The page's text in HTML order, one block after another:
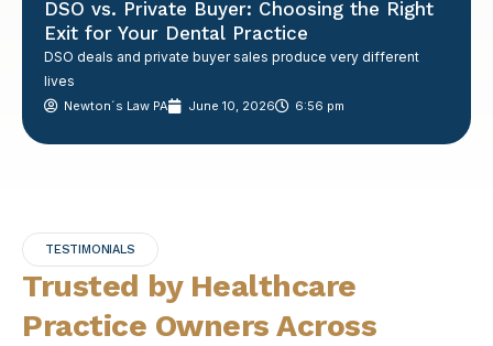
DSO vs. Private Buyer: Choosing the Right
Exit for Your Dental Practice
DSO deals and private buyer sales produce very different
lives
Newton´s Law PA June 10, 2026 6:56 pm
TESTIMONIALS
Trusted by Healthcare
Practice Owners Across